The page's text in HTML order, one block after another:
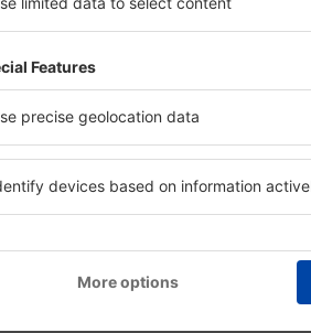
Bons Villers zu finden, ist die
für Unterkünfte. Eine
dass Sie gerade das
Sie den Reiseort in die
Sie die Check-In- und
der Gäste und Zimmer aus.
die zum angegebenen
Sie können ganz
vom Zentrum, die
oder die Anzahl der Sterne,
Les Bons Villers